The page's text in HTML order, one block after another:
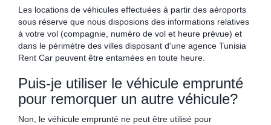
Les locations de véhicules effectuées à partir des aéroports
sous réserve que nous disposions des informations relatives
à votre vol (compagnie, numéro de vol et heure prévue) et
dans le périmètre des villes disposant d'une agence Tunisia
Rent Car peuvent être entamées en toute heure.
Puis-je utiliser le véhicule emprunté
pour remorquer un autre véhicule?
Non, le véhicule emprunté ne peut être utilisé pour